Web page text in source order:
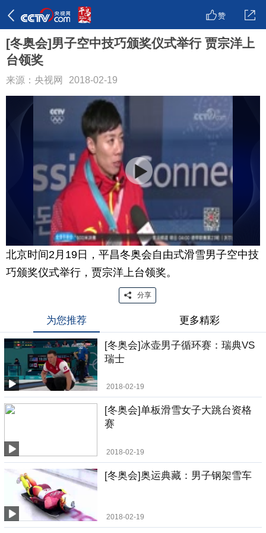
赞
[冬奥会]男子空中技巧颁奖仪式举行 贾宗洋上
台领奖
来源：央视网 2018-02-19
北京时间2月19日，平昌冬奥会自由式滑雪男子空中技
巧颁奖仪式举行，贾宗洋上台领奖。
分享
为您推荐 更多精彩
[冬奥会]冰壶男子循环赛：瑞典VS
瑞士
2018-02-19
[冬奥会]单板滑雪女子大跳台资格
赛
2018-02-19
[冬奥会]奥运典藏：男子钢架雪车
2018-02-19